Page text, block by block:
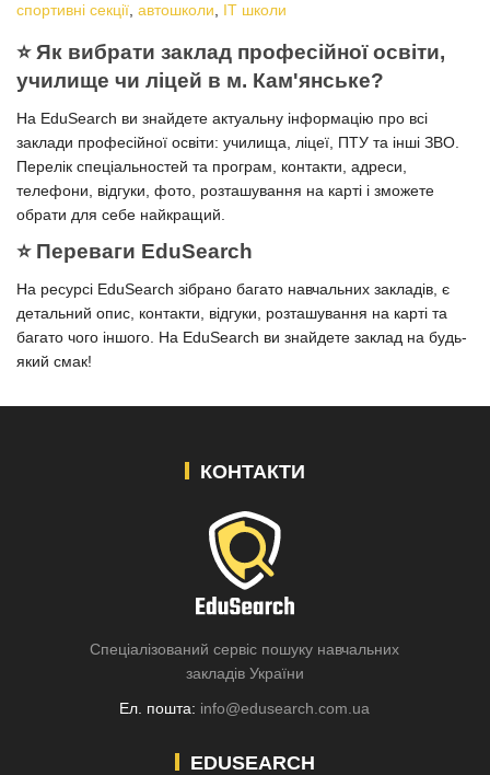
спортивні секції, автошколи, IT школи
⭐️ Як вибрати заклад професійної освіти,
училище чи ліцей в м. Кам'янське?
На EduSearch ви знайдете актуальну інформацію про всі
заклади професійної освіти: училища, ліцеї, ПТУ та інші ЗВО.
Перелік спеціальностей та програм, контакти, адреси,
телефони, відгуки, фото, розташування на карті і зможете
обрати для себе найкращий.
⭐️ Переваги EduSearch
На ресурсі EduSearch зібрано багато навчальних закладів, є
детальний опис, контакти, відгуки, розташування на карті та
багато чого іншого. На EduSearch ви знайдете заклад на будь-
який смак!
КОНТАКТИ
Спеціалізований сервіс пошуку навчальних
закладів України
Ел. пошта: info@edusearch.com.ua
EDUSEARCH